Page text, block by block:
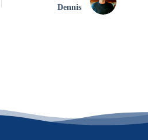
Dennis